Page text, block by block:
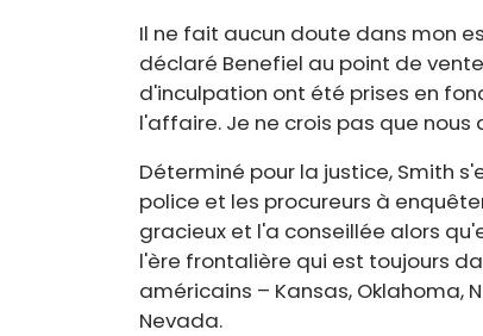
Il ne fait aucun doute dans mon
déclaré Benefiel au point de
d'inculpation ont été prises en
l'affaire. Je ne crois pas que nous
Déterminé pour la justice, Smith
police et les procureurs à
gracieux et l'a conseillée alors
l'ère frontalière qui est toujours
américains – Kansas, Oklahoma,
Nevada.